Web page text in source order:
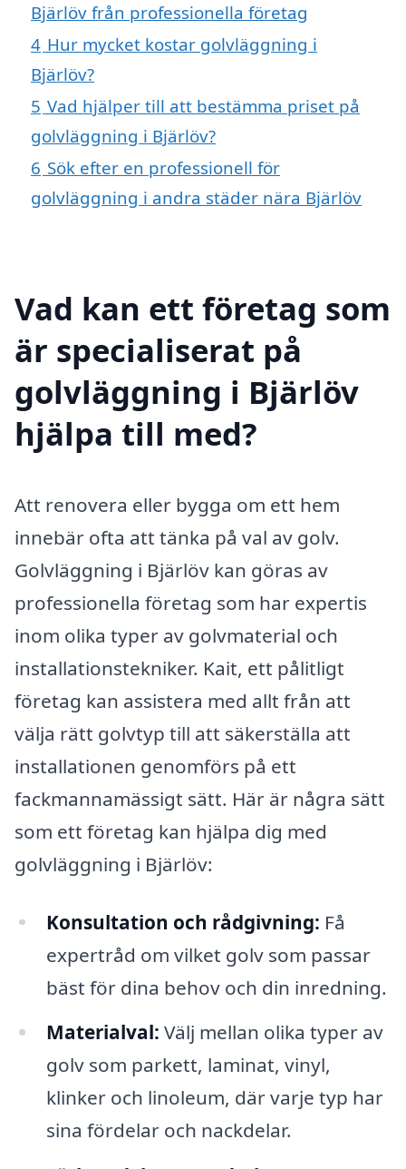
Bjärlöv från professionella företag
4 Hur mycket kostar golvläggning i
Bjärlöv?
5 Vad hjälper till att bestämma priset på
golvläggning i Bjärlöv?
6 Sök efter en professionell för
golvläggning i andra städer nära Bjärlöv
Vad kan ett företag som
är specialiserat på
golvläggning i Bjärlöv
hjälpa till med?
Att renovera eller bygga om ett hem
innebär ofta att tänka på val av golv.
Golvläggning i Bjärlöv kan göras av
professionella företag som har expertis
inom olika typer av golvmaterial och
installationstekniker. Kait, ett pålitligt
företag kan assistera med allt från att
välja rätt golvtyp till att säkerställa att
installationen genomförs på ett
fackmannamässigt sätt. Här är några sätt
som ett företag kan hjälpa dig med
golvläggning i Bjärlöv:
Konsultation och rådgivning: Få
expertråd om vilket golv som passar
bäst för dina behov och din inredning.
Materialval: Välj mellan olika typer av
golv som parkett, laminat, vinyl,
klinker och linoleum, där varje typ har
sina fördelar och nackdelar.